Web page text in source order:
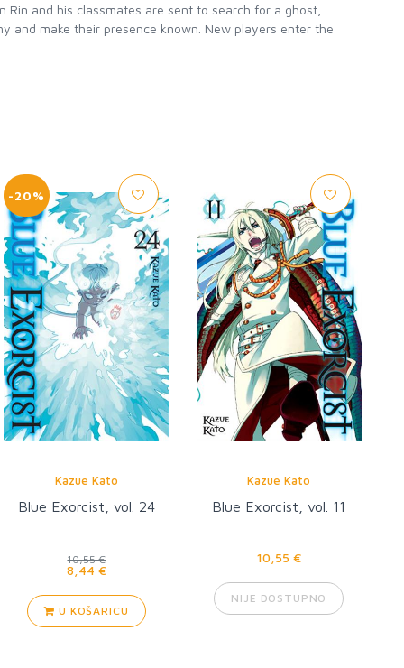
and his classmates are sent to search for a ghost,
and make their presence known. New players enter the
-20%
Kazue Kato
Blue Exorcist, vol. 24
10,55 €
8,44 €
U KOŠARICU
Kazue Kato
Blue Exorcist, vol. 11
10,55 €
NIJE DOSTUPNO